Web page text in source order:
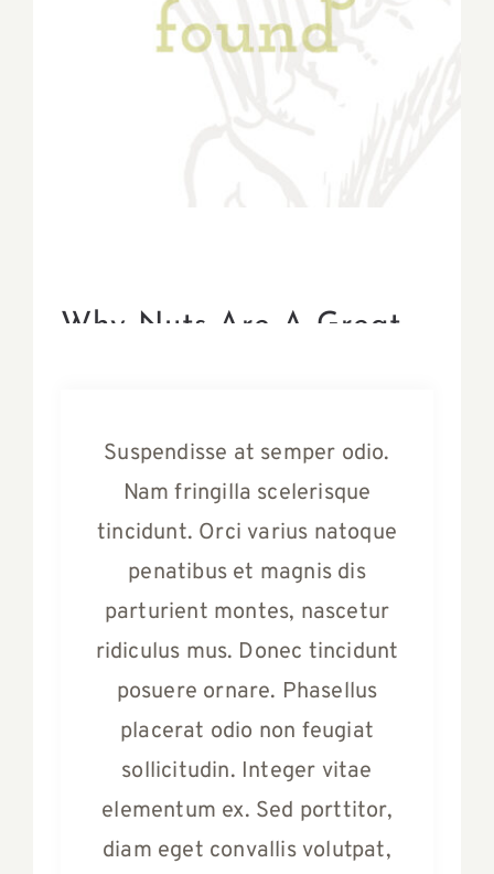
Why Nuts Are A Great
Suspendisse at semper odio.
Nam fringilla scelerisque
tincidunt. Orci varius natoque
penatibus et magnis dis
parturient montes, nascetur
ridiculus mus. Donec tincidunt
posuere ornare. Phasellus
placerat odio non feugiat
sollicitudin. Integer vitae
elementum ex. Sed porttitor,
diam eget convallis volutpat,